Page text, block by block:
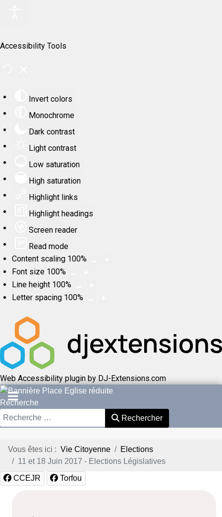
Accessibility Tools
Invert colors
Monochrome
Dark contrast
Light contrast
Low saturation
High saturation
Highlight links
Highlight headings
Screen reader
Read mode
Content scaling 100%
Font size 100%
Line height 100%
Letter spacing 100%
Web Accessibility plugin by DJ-Extensions.com
Recherche
Rechercher
Vous êtes ici : Vie Citoyenne
Elections
11 et 18 Juin 2017 - Elections Législatives
CCEJR Torfou